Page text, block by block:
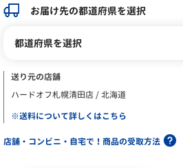
お届け先の都道府県を選択
都道府県を選択
送り元の店舗
ハードオフ札幌清田店 / 北海道
※送料について詳しくはこちら
店舗・コンビニ・自宅で！商品の受取方法